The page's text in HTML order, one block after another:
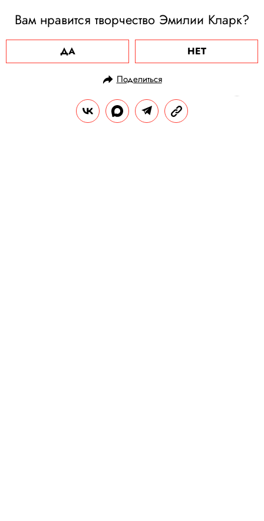
Вам нравится творчество Эмилии Кларк?
ДА НЕТ
Поделиться